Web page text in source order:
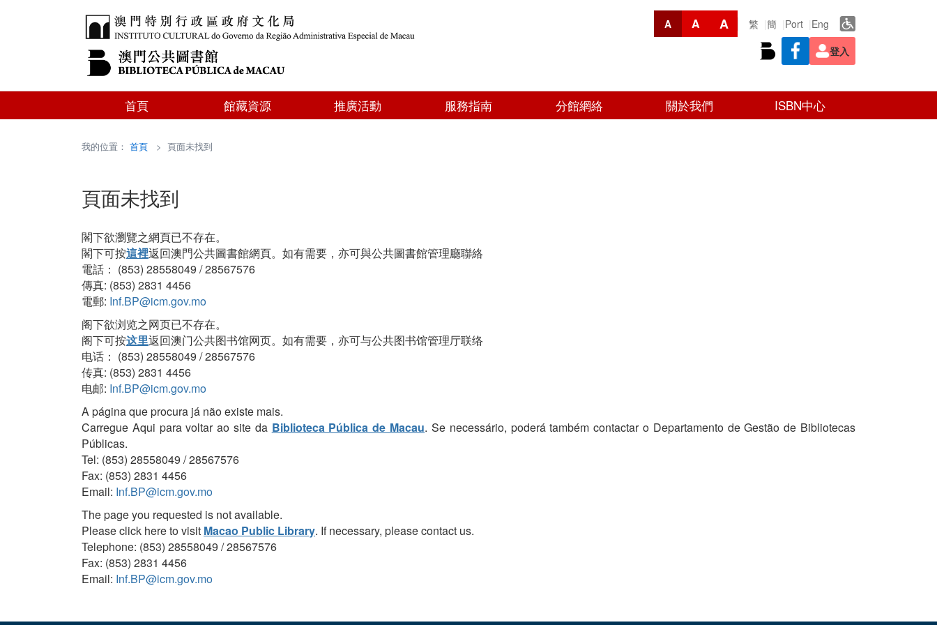
A A A 繁 簡 Port
Eng
登入
首頁 館藏資源 推廣活動 服務指南 分館網絡 關於我們 ISBN中心
我的位置： 首頁 > 頁面未找到
頁面未找到
閣下欲瀏覽之網頁已不存在。
閣下可按這裡返回澳門公共圖書館網頁。如有需要，亦可與公共圖書館管理廳聯絡
電話： (853) 28558049 / 28567576
傳真: (853) 2831 4456
電郵: Inf.BP@icm.gov.mo
阁下欲浏览之网页已不存在。
阁下可按这里返回澳门公共图书馆网页。如有需要，亦可与公共图书馆管理厅联络
电话： (853) 28558049 / 28567576
传真: (853) 2831 4456
电邮: Inf.BP@icm.gov.mo
A página que procura já não existe mais.
Carregue Aqui para voltar ao site da Biblioteca Pública de Macau. Se necessário, poderá também contactar o Departamento de Gestão de Bibliotecas
Públicas.
Tel: (853) 28558049 / 28567576
Fax: (853) 2831 4456
Email: Inf.BP@icm.gov.mo
The page you requested is not available.
Please click here to visit Macao Public Library. If necessary, please contact us.
Telephone: (853) 28558049 / 28567576
Fax: (853) 2831 4456
Email: Inf.BP@icm.gov.mo